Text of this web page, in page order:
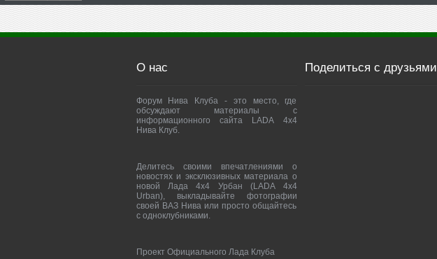
О нас
Форум Нива Клуба - это место, где
обсуждают материалы с
информационного сайта LADA 4x4
Нива Клуб.
Делитесь своими впечатлениями о
новостях и эксклюзивных материала о
новой Лада 4х4 Урбан (LADA 4x4
Urban), выкладывайте фотографии
своей ВАЗ Нива или просто общайтесь
с одноклубниками.
Проект Официального Лада Клуба
Поделиться с друзьями